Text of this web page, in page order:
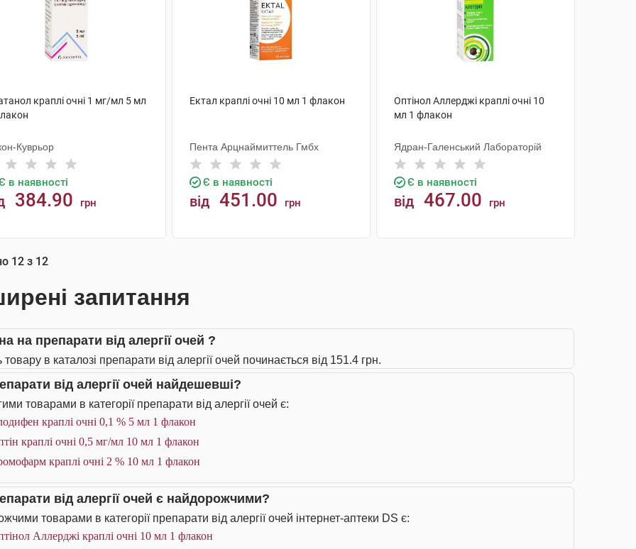
краплі очні 1 мг/мл 5 мл
Куврьор
в наявності
384.90 грн
Ектал краплі очні 10 мл 1 флакон
Пента Арцнаймиттель Гмбх
Є в наявності
від 451.00 грн
Оптінол Аллерджі краплі очні 10
мл 1 флакон
Ядран-Галенський Лабораторій
Є в наявності
від 467.00 грн
12 з 12
запитання
на препарати від алергії очей ?
товару в каталозі препарати від алергії очей починається від 151.4 грн.
від алергії очей найдешевші?
товарами в категорії препарати від алергії очей є:
краплі очні 0,1 % 5 мл 1 флакон
краплі очні 0,5 мг/мл 10 мл 1 флакон
краплі очні 2 % 10 мл 1 флакон
від алергії очей є найдорожчими?
товарами в категорії препарати від алергії очей інтернет-аптеки DS є:
Аллерджі краплі очні 10 мл 1 флакон